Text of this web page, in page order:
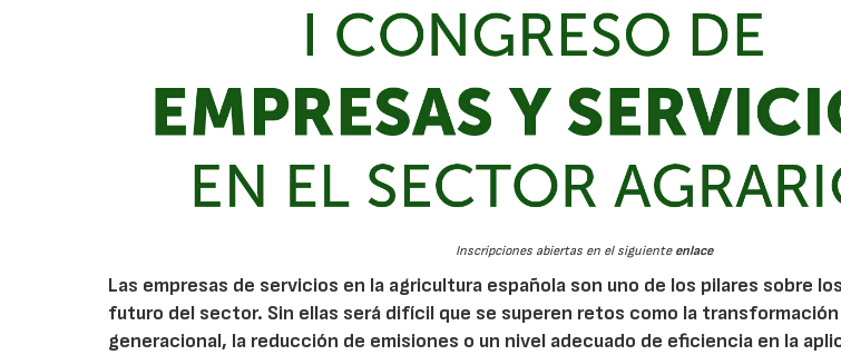
Inscripciones abiertas en el siguiente enlace
Las empresas de servicios en la agricultura española son uno de los pilares sobre
futuro del sector. Sin ellas será difícil que se superen retos como la
generacional, la reducción de emisiones o un nivel adecuado de eficiencia en la